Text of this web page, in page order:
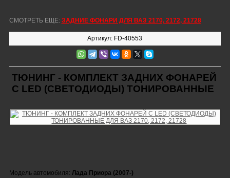
СМОТРЕТЬ ЕЩЕ: ЗАДНИЕ ФОНАРИ ДЛЯ ВАЗ 2170, 2172, 21728
Артикул: FD-40553
ТЮНИНГ - КОМПЛЕКТ ЗАДНИХ ФОНАРЕЙ
С LED (СВЕТОДИОДЫ) ТОНИРОВАННЫЕ
Модель автомобиля: Лада Приора (2007-)